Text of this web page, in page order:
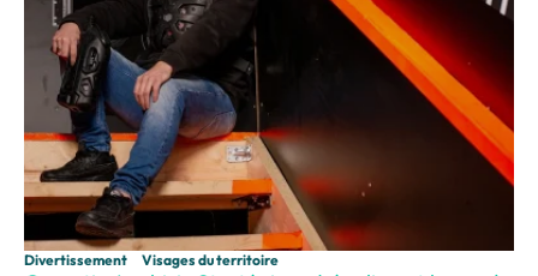
Divertissement Visages du territoire